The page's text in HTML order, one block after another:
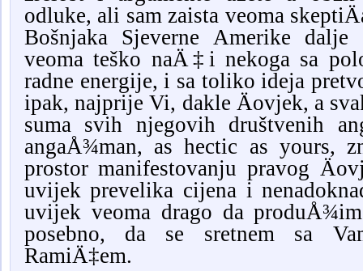
odluke, ali sam zaista veoma
Bošnjaka Sjeverne Amerike
veoma teško naÄ‡i nekoga sa
radne energije, i sa toliko ideja
ipak, najprije Vi, dakle Äovjek, a
suma svih njegovih društvenih
angaÅ¾man, as hectic as yours,
prostor manifestovanju pravog
uvijek prevelika cijena i
uvijek veoma drago da
posebno, da se sretnem sa
RamiÄ‡em.